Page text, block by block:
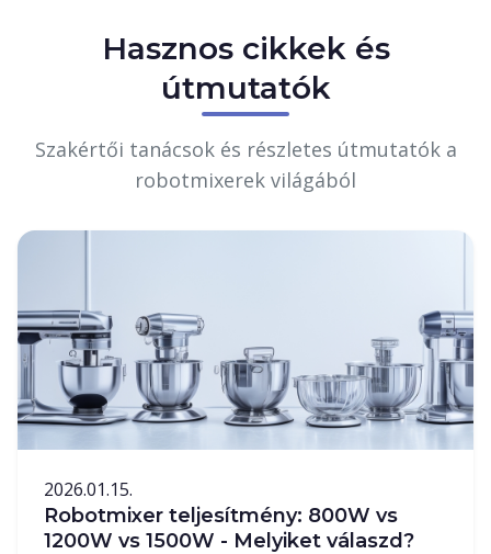
Hasznos cikkek és
útmutatók
Szakértői tanácsok és részletes útmutatók a
robotmixerek világából
2026.01.15.
Robotmixer teljesítmény: 800W vs
1200W vs 1500W - Melyiket válaszd?